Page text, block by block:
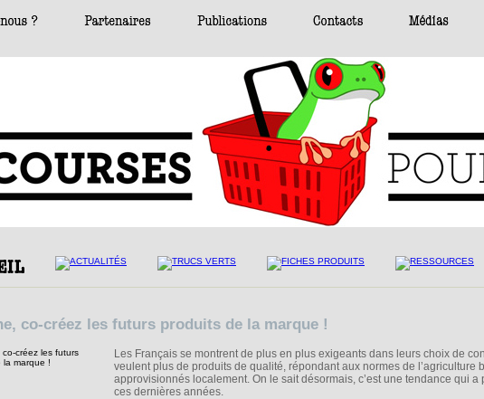
co-créez les futurs produits de la marque !
Les Français se montrent de plus en plus exigeants dans leurs choix de
veulent plus de produits de qualité, répondant aux normes de l’agriculture
approvisionnés localement. On le sait désormais, c’est une tendance qui a
ces dernières années.